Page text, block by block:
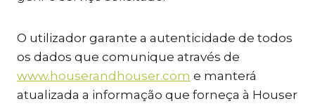
O utilizador garante a autenticidade de todos
os dados que comunique através de
www.houserandhouser.com e manterá
atualizada a informação que forneça à Houser